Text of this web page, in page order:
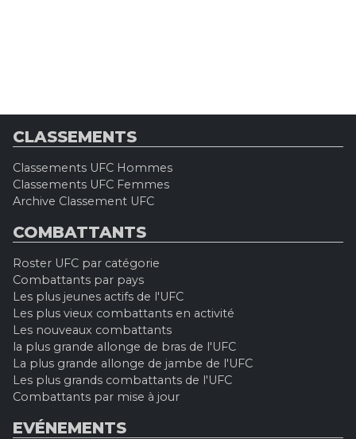
CLASSEMENTS
Classements UFC Hommes
Classements UFC Femmes
Archive Classement UFC
COMBATTANTS
Roster UFC par catégorie
Combattants par pays
Les plus jeunes actifs de l'UFC
Les plus vieux combattants en activité
Les nouveaux combattants
la plus grande allonge de bras de l'UFC
La plus grande allonge de jambe de l'UFC
Les plus grands combattants de l'UFC
Combattants par mise à jour
EVÉNEMENTS